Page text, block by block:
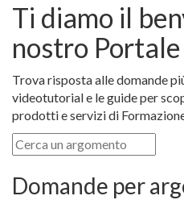
Ti diamo il
nostro
Trova risposta alle domande
videotutorial e le guide per
prodotti e servizi di
Domande per